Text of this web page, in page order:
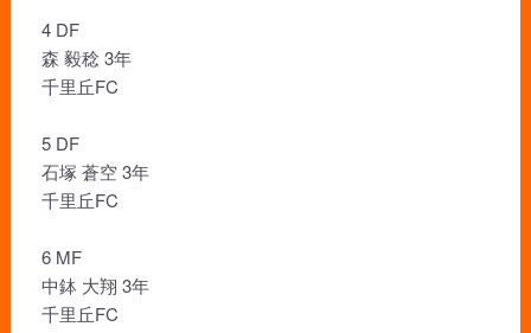
4 DF
森 毅稔 3年
千里丘FC
5 DF
石塚 蒼空 3年
千里丘FC
6 MF
中鉢 大翔 3年
千里丘FC